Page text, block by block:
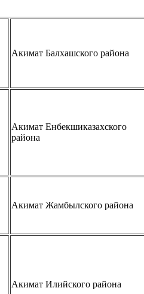
Акимат Балхашского района
Акимат Енбекшиказахского
района
Акимат Жамбылского района
Акимат Илийского района